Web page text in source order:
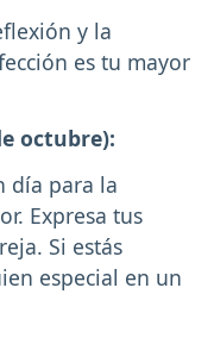
y la
es tu mayor
octubre):
día para la
Expresa tus
Si estás
especial en un